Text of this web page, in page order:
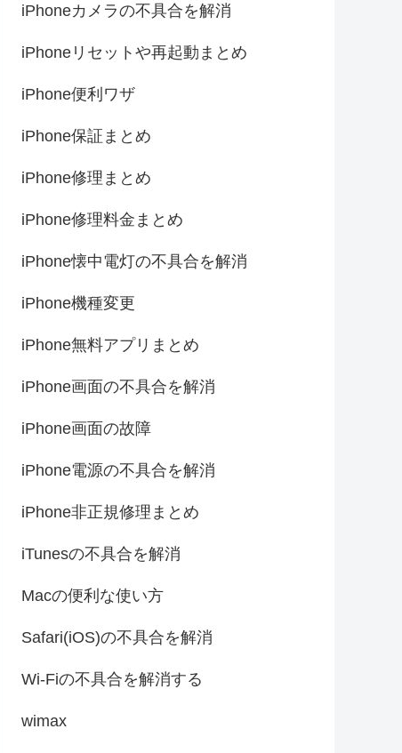
iPhoneカメラの不具合を解消
iPhoneリセットや再起動まとめ
iPhone便利ワザ
iPhone保証まとめ
iPhone修理まとめ
iPhone修理料金まとめ
iPhone懐中電灯の不具合を解消
iPhone機種変更
iPhone無料アプリまとめ
iPhone画面の不具合を解消
iPhone画面の故障
iPhone電源の不具合を解消
iPhone非正規修理まとめ
iTunesの不具合を解消
Macの便利な使い方
Safari(iOS)の不具合を解消
Wi-Fiの不具合を解消する
wimax